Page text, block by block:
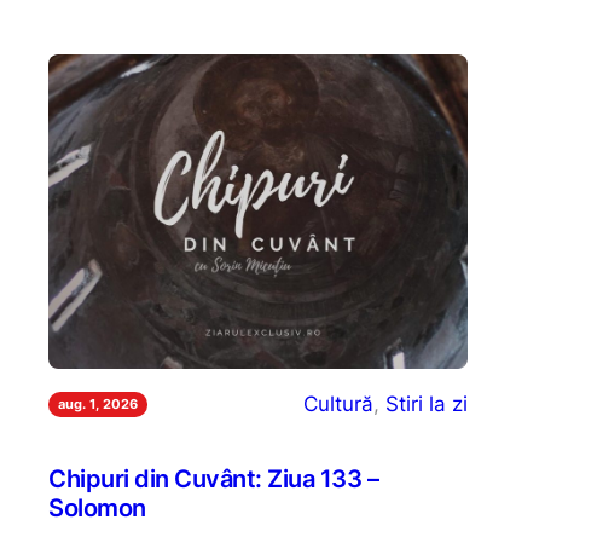
aug. 1, 2026 Cultură, Stiri la zi
Chipuri din Cuvânt: Ziua 133 –
Solomon